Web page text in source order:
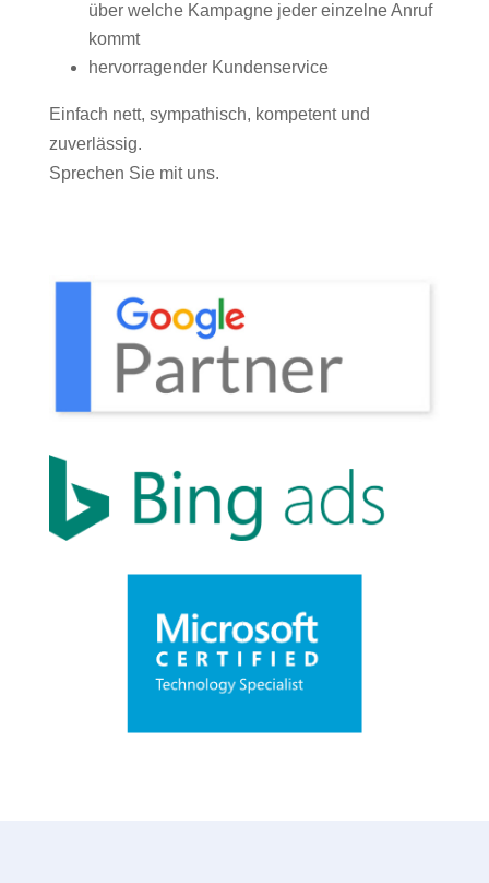
über welche Kampagne jeder einzelne Anruf
kommt
hervorragender Kundenservice
Einfach nett, sympathisch, kompetent und
zuverlässig.
Sprechen Sie mit uns.